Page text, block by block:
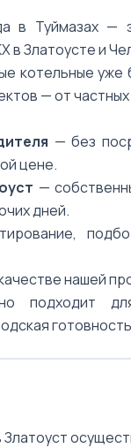
в Туймазах —
Златоусте и
котельные уже
— от
— без
цене.
—
дней.
нашей
подходит